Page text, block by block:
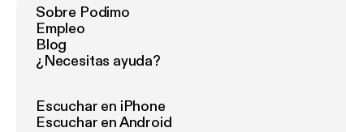
Sobre Podimo
Empleo
Blog
¿Necesitas ayuda?
Escuchar en iPhone
Escuchar en Android